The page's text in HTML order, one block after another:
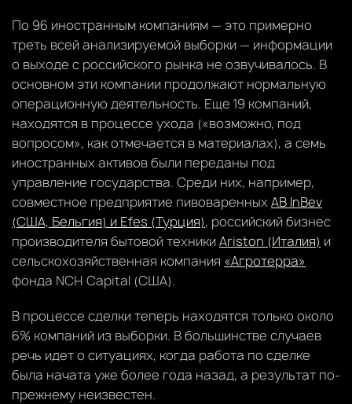
По 96 иностранным компаниям — это примерно
треть всей анализируемой выборки — информации
о выходе с российского рынка не озвучивалось. В
основном эти компании продолжают нормальную
операционную деятельность. Еще 19 компаний,
находятся в процессе ухода («возможно, под
вопросом», как отмечается в материалах), а семь
иностранных активов были переданы под
управление государства. Среди них, например,
совместное предприятие пивоваренных AB InBev
(США, Бельгия) и Efes (Турция), российский бизнес
производителя бытовой техникиAriston (Италия) и
сельскохозяйственная компания «Агротерра»
фонда NCH Capital (США).
В процессе сделки теперь находятся только около
6% компаний из выборки. В большинстве случаев
речь идет о ситуациях, когда работа по сделке
была начата уже более года назад, а результат по-
прежнему неизвестен.